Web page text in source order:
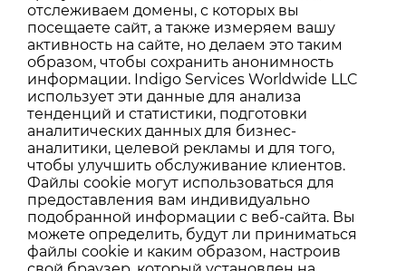
отслеживаем домены, с которых вы
посещаете сайт, а также измеряем вашу
активность на сайте, но делаем это таким
образом, чтобы сохранить анонимность
информации. Indigo Services Worldwide LLC
использует эти данные для анализа
тенденций и статистики, подготовки
аналитических данных для бизнес-
аналитики, целевой рекламы и для того,
чтобы улучшить обслуживание клиентов.
Файлы сookie могут использоваться для
предоставления вам индивидуально
подобранной информации с веб-сайта. Вы
можете определить, будут ли приниматься
файлы cookie и каким образом, настроив